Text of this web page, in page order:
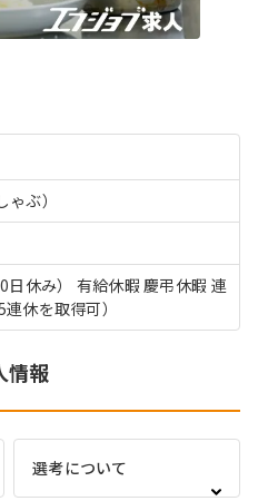
ぶ）
日休み） 有給休暇 慶弔休暇 連
休を取得可）
情報
選考について